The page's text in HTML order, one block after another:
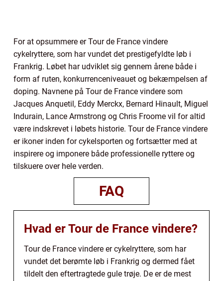
For at opsummere er Tour de France vindere
cykelryttere, som har vundet det prestigefyldte løb i
Frankrig. Løbet har udviklet sig gennem årene både i
form af ruten, konkurrenceniveauet og bekæmpelsen af
doping. Navnene på Tour de France vindere som
Jacques Anquetil, Eddy Merckx, Bernard Hinault, Miguel
Indurain, Lance Armstrong og Chris Froome vil for altid
være indskrevet i løbets historie. Tour de France vindere
er ikoner inden for cykelsporten og fortsætter med at
inspirere og imponere både professionelle ryttere og
tilskuere over hele verden.
FAQ
Hvad er Tour de France vindere?
Tour de France vindere er cykelryttere, som har
vundet det berømte løb i Frankrig og dermed fået
tildelt den eftertragtede gule trøje. De er de mest